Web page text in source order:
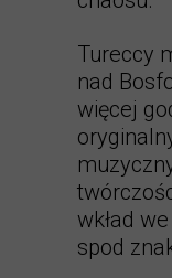
Tureccy
nad
więcej
wkład
spod